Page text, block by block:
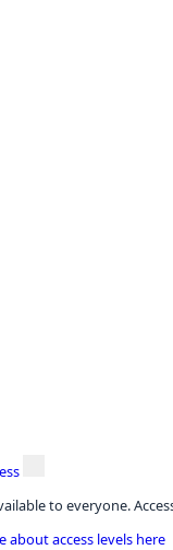
to everyone.
about access levels here